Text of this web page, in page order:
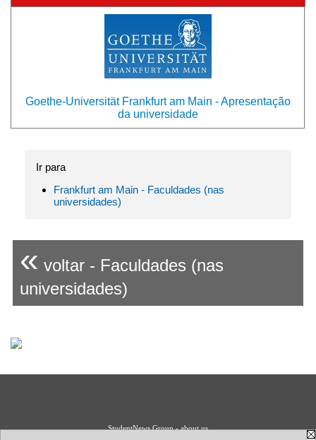
Goethe-Universität Frankfurt am Main - Apresentação
da universidade
Ir para
Frankfurt am Main - Faculdades (nas
universidades)
« voltar - Faculdades (nas
universidades)
StudentNews Group - about us